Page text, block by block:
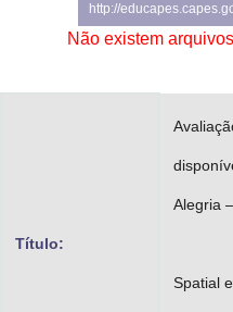
Advocacia-Geral da União
http://
Não existem
Título:
Alegria
Spatial